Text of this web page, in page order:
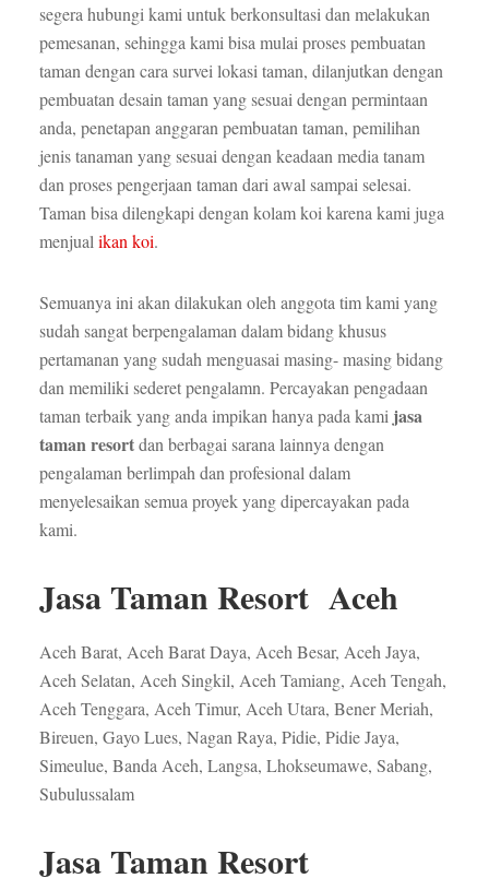
segera hubungi kami untuk berkonsultasi dan melakukan
pemesanan, sehingga kami bisa mulai proses pembuatan
taman dengan cara survei lokasi taman, dilanjutkan dengan
pembuatan desain taman yang sesuai dengan permintaan
anda, penetapan anggaran pembuatan taman, pemilihan
jenis tanaman yang sesuai dengan keadaan media tanam
dan proses pengerjaan taman dari awal sampai selesai.
Taman bisa dilengkapi dengan kolam koi karena kami juga
menjual ikan koi.
Semuanya ini akan dilakukan oleh anggota tim kami yang
sudah sangat berpengalaman dalam bidang khusus
pertamanan yang sudah menguasai masing- masing bidang
dan memiliki sederet pengalamn. Percayakan pengadaan
taman terbaik yang anda impikan hanya pada kami jasa
taman resortdan berbagai sarana lainnya dengan
pengalaman berlimpah dan profesional dalam
menyelesaikan semua proyek yang dipercayakan pada
kami.
Jasa Taman Resort Aceh
Aceh Barat, Aceh Barat Daya, Aceh Besar, Aceh Jaya,
Aceh Selatan, Aceh Singkil, Aceh Tamiang, Aceh Tengah,
Aceh Tenggara, Aceh Timur, Aceh Utara, Bener Meriah,
Bireuen, Gayo Lues, Nagan Raya, Pidie, Pidie Jaya,
Simeulue, Banda Aceh, Langsa, Lhokseumawe, Sabang,
Subulussalam
Jasa Taman Resort